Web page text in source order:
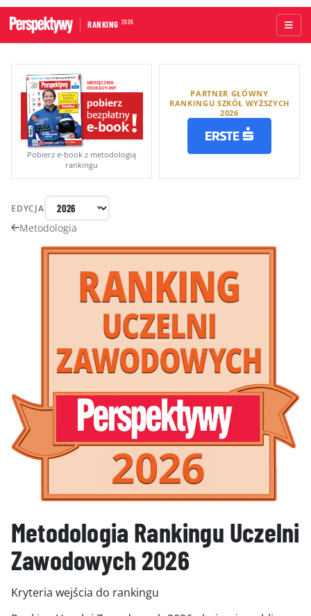
RANKING 2026
STRONA GŁÓWNA
UCZELNIE AKADEMICKIE
UCZELNIE ZAWODOWE
RANKINGI WG TYPÓW UCZELNI
RANKINGI WG GRUP KRYTERIÓW
RANKING KIERUNKÓW STUDIÓW
METODOLOGIA
GALERIA
KONTAKT
Pobierz e-book z metodologią
rankingu
PARTNER GŁÓWNY
RANKINGU SZKÓŁ WYŻSZYCH
2026
Metodologia
EDYCJA
Metodologia Rankingu Uczelni
Zawodowych 2026
Kryteria wejścia do rankingu